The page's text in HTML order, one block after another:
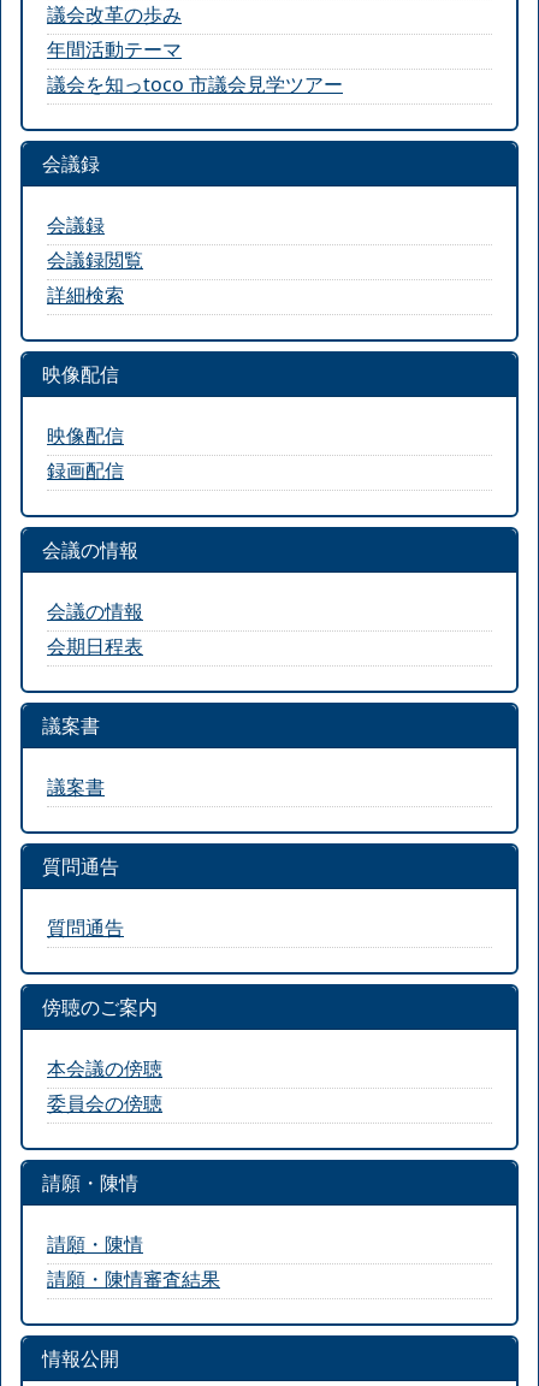
議会改革の歩み
年間活動テーマ
議会を知っtoco 市議会見学ツアー
会議録
会議録
会議録閲覧
詳細検索
映像配信
映像配信
録画配信
会議の情報
会議の情報
会期日程表
議案書
議案書
質問通告
質問通告
傍聴のご案内
本会議の傍聴
委員会の傍聴
請願・陳情
請願・陳情
請願・陳情審査結果
情報公開